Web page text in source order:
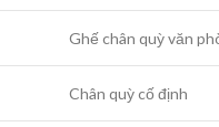
Ghế chân quỳ văn
Chân quỳ cố định